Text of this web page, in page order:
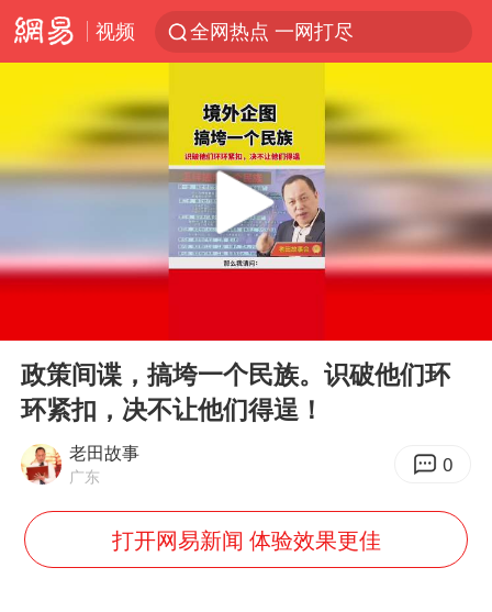
视频 全网热点 一网打尽
Play
政策间谍，搞垮一个民族。识破他们环
环紧扣，决不让他们得逞！
老田故事
广东 0
打开网易新闻 体验效果更佳